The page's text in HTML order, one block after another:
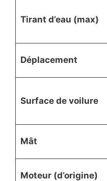
Tirant d’eau (max)
Déplacement
Surface de voilure
Mât
Moteur (d’origine)